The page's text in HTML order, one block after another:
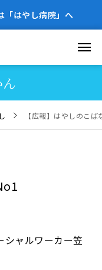
「はやし病院」へ
【広報】はやしのこば
シャルワーカー笠